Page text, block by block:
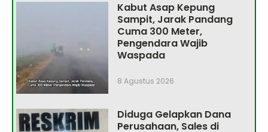
Kabut Asap Kepung
Sampit, Jarak Pandang
Cuma 300 Meter,
Pengendara Wajib
Waspada
8 Agustus 2026
Diduga Gelapkan Dana
Perusahaan, Sales di